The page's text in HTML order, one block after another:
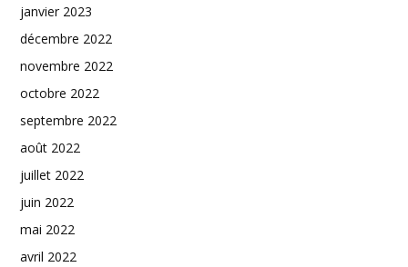
janvier 2023
décembre 2022
novembre 2022
octobre 2022
septembre 2022
août 2022
juillet 2022
juin 2022
mai 2022
avril 2022